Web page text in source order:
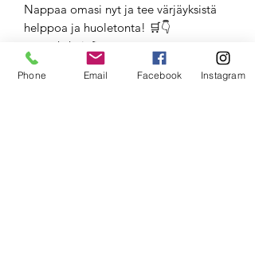
Nappaa omasi nyt ja tee värjäyksistä
helppoa ja huoletonta! 🛒👇
www.skyhair.fi
RefectoCil Silicone Pads –
Phone Email Facebook Instagram